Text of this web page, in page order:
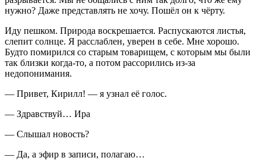
нужно? Даже представлять не хочу. Пошёл он к чёрту.
Иду пешком. Природа воскрешается. Распускаются листья,
слепит солнце. Я расслаблен, уверен в себе. Мне хорошо.
Будто помирился со старым товарищем, с которым мы были
так близки когда-то, а потом рассорились из-за
недопонимания.
— Привет, Кирилл! — я узнал её голос.
— Здравствуй… Ира
— Слышал новость?
— Да, а эфир в записи, полагаю…